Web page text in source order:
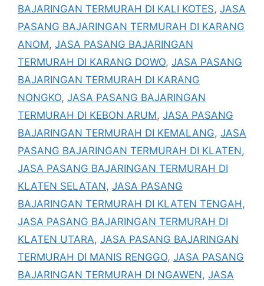
BAJARINGAN TERMURAH DI KALI KOTES, JASA
PASANG BAJARINGAN TERMURAH DI KARANG
ANOM, JASA PASANG BAJARINGAN
TERMURAH DI KARANG DOWO, JASA PASANG
BAJARINGAN TERMURAH DI KARANG
NONGKO, JASA PASANG BAJARINGAN
TERMURAH DI KEBON ARUM, JASA PASANG
BAJARINGAN TERMURAH DI KEMALANG, JASA
PASANG BAJARINGAN TERMURAH DI KLATEN,
JASA PASANG BAJARINGAN TERMURAH DI
KLATEN SELATAN, JASA PASANG
BAJARINGAN TERMURAH DI KLATEN TENGAH,
JASA PASANG BAJARINGAN TERMURAH DI
KLATEN UTARA, JASA PASANG BAJARINGAN
TERMURAH DI MANIS RENGGO, JASA PASANG
BAJARINGAN TERMURAH DI NGAWEN, JASA